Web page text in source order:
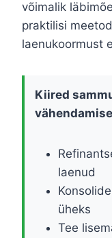
võimalik
praktilisi
laenukoormust
Kiired
laenud
üheks
Tee